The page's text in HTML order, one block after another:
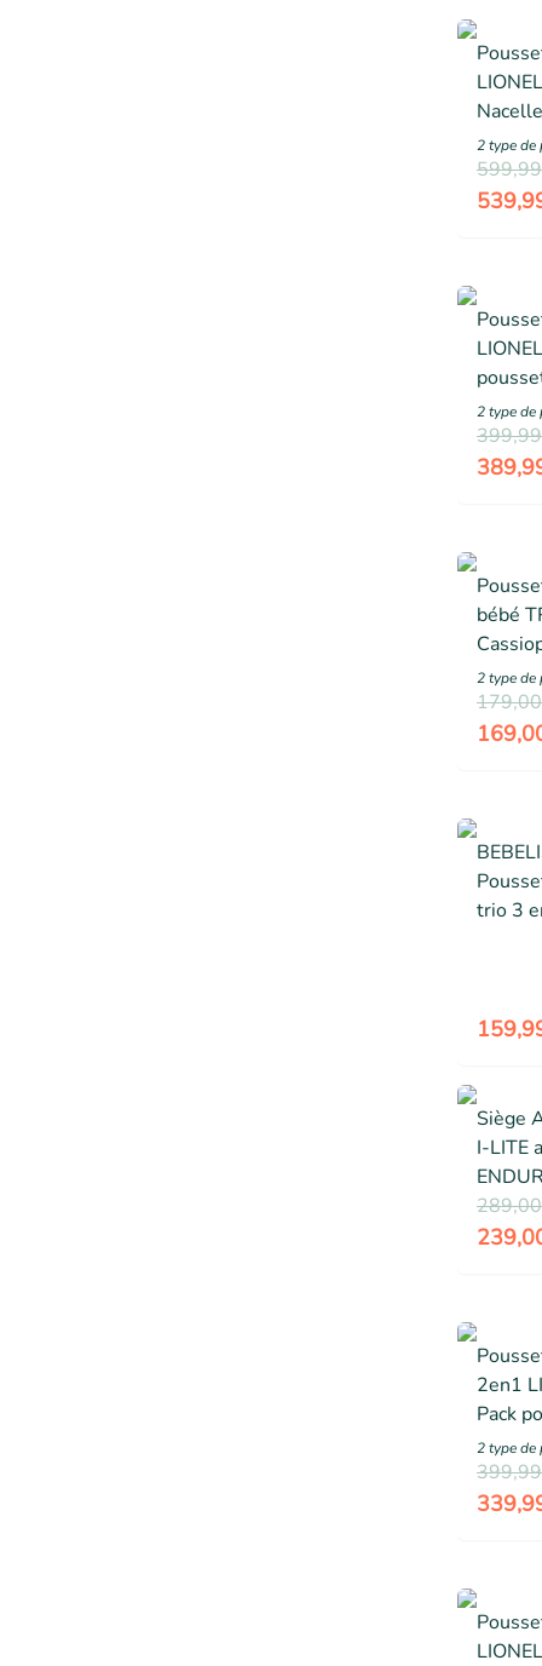
Sac à
pluie -
2type de
et
2type de
bébé
2type de
trio 3
Siège
I-LITE
Size
kg
2en1
Pack
rous
2type de